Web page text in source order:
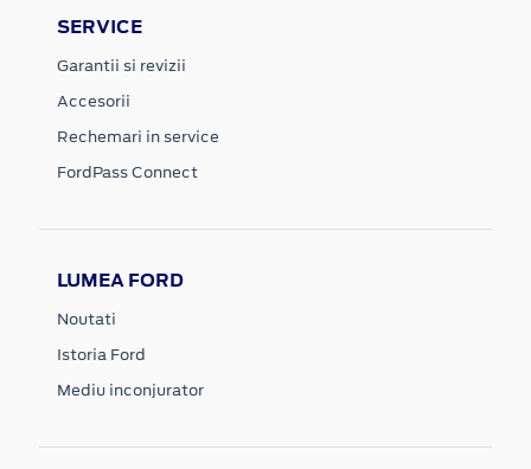
SERVICE
Garantii si revizii
Accesorii
Rechemari in service
FordPass Connect
LUMEA FORD
Noutati
Istoria Ford
Mediu inconjurator